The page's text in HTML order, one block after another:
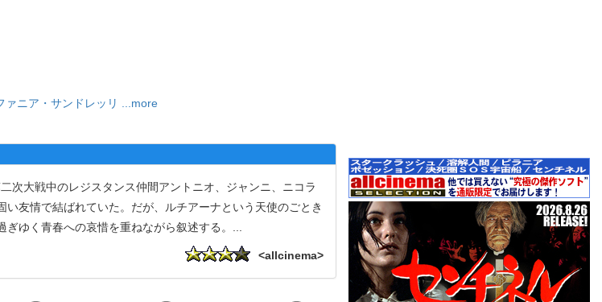
ァニア・サンドレッリ ...more
次大戦中のレジスタンス仲間アントニオ、ジャンニ、ニコラ
友情で結ばれていた。だが、ルチアーナという天使のごとき
ゆく青春への哀惜を重ねながら叙述する。
<allcinema>